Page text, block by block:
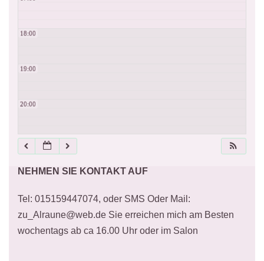
18:00
19:00
20:00
21:00
22:00
23:00
NEHMEN SIE KONTAKT AUF
Tel: 015159447074, oder SMS Oder Mail:
zu_Alraune@web.de Sie erreichen mich am Besten
wochentags ab ca 16.00 Uhr oder im Salon